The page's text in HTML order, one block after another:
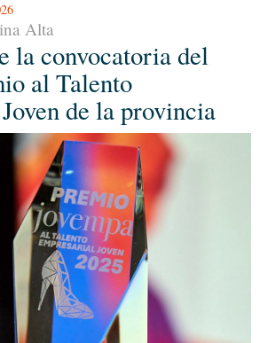
Alta
la convocatoria del
al Talento
de la provincia